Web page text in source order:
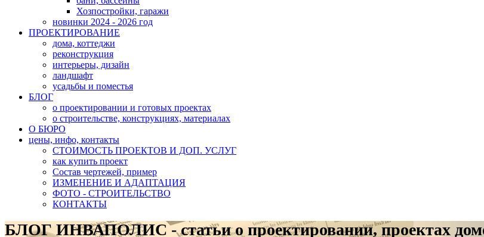
Хозпостройки, гаражи
новинки 2024 - 2026 год
ПРОЕКТИРОВАНИЕ
дома, коттеджи
реконструкция
интерьеры, дизайн
ландшафт
усадьбы и поместья
БЛОГ
о проектировании и готовых проектах
о строительстве, конструкциях, материалах
О БЮРО
цены, инфо, контакты
СТОИМОСТЬ ПРОЕКТОВ И ДОП. УСЛУГ
как купить проект
Состав чертежей, пример
ИЗМЕНЕНИЕ И АДАПТАЦИЯ
ФОТО - СТРОИТЕЛЬСТВО
КОНТАКТЫ
БЛОГ ИНВАПОЛИС - статьи о проектировании, проектах